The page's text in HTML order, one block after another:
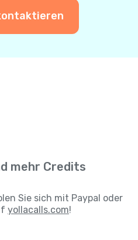
mehr Credits
Sie sich mit Paypal oder
yollacalls.com!